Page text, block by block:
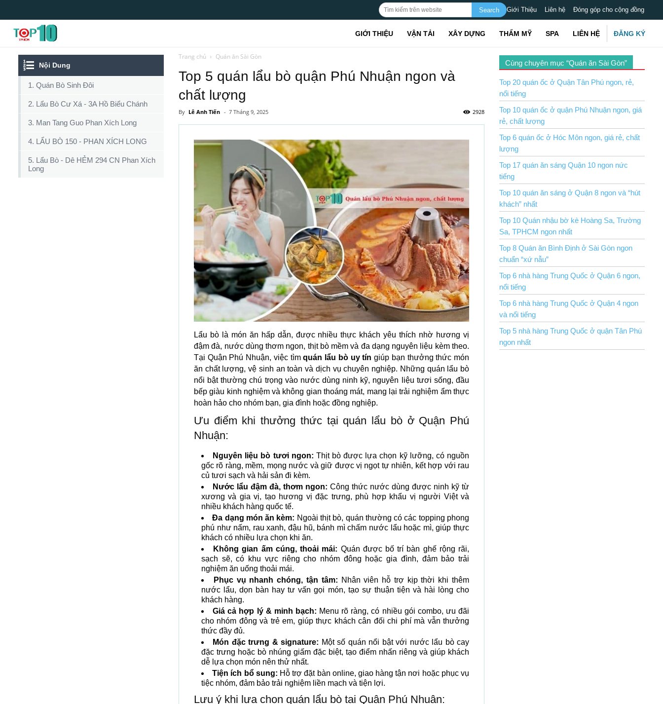
Giới Thiệu Liên hệ Đóng góp cho cộng đồng
Top10tphcm
GIỚI THIỆU VẬN TẢI XÂY DỰNG THẨM MỸ SPA LIÊN HỆ ĐĂNG KÝ
Nội Dung
1. Quán Bò Sinh Đôi
2. Lẩu Bò Cư Xá - 3A Hồ Biểu Chánh
3. Man Tang Guo Phan Xích Long
4. LẨU BÒ 150 - PHAN XÍCH LONG
5. Lẩu Bò - Dê HẺM 294 CN Phan Xích
Long
Trang chủ Quán ăn Sài Gòn
Top 5 quán lẩu bò quận Phú Nhuận ngon và
chất lượng
By Lê Anh Tiến - 7 Tháng 9, 2025 2928
Lẩu bò là món ăn hấp dẫn, được nhiều thực khách yêu thích nhờ hương vị
đậm đà, nước dùng thơm ngon, thịt bò mềm và đa dạng nguyên liệu kèm theo.
Tại Quận Phú Nhuận, việc tìmquán lẩu bò uy tín giúp bạn thưởng thức món
ăn chất lượng, vệ sinh an toàn và dịch vụ chuyên nghiệp. Những quán lẩu bò
nổi bật thường chú trọng vào nước dùng ninh kỹ, nguyên liệu tươi sống, đầu
bếp giàu kinh nghiệm và không gian thoáng mát, mang lại trải nghiệm ẩm thực
hoàn hảo cho nhóm bạn, gia đình hoặc đồng nghiệp.
Ưu điểm khi thưởng thức tại quán lẩu bò ở Quận Phú
Nhuận:
Nguyên liệu bò tươi ngon: Thịt bò được lựa chọn kỹ lưỡng, có nguồn
gốc rõ ràng, mềm, mọng nước và giữ được vị ngọt tự nhiên, kết hợp với rau
củ tươi sạch và hải sản đi kèm.
Nước lẩu đậm đà, thơm ngon: Công thức nước dùng được ninh kỹ từ
xương và gia vị, tạo hương vị đặc trưng, phù hợp khẩu vị người Việt và
nhiều khách hàng quốc tế.
Đa dạng món ăn kèm: Ngoài thịt bò, quán thường có các topping phong
phú như nấm, rau xanh, đậu hũ, bánh mì chấm nước lẩu hoặc mì, giúp thực
khách có nhiều lựa chọn khi ăn.
Không gian ấm cúng, thoải mái: Quán được bố trí bàn ghế rộng rãi,
sạch sẽ, có khu vực riêng cho nhóm đông hoặc gia đình, đảm bảo trải
nghiệm ăn uống thoải mái.
Phục vụ nhanh chóng, tận tâm: Nhân viên hỗ trợ kịp thời khi thêm
nước lẩu, dọn bàn hay tư vấn gọi món, tạo sự thuận tiện và hài lòng cho
khách hàng.
Giá cả hợp lý & minh bạch: Menu rõ ràng, có nhiều gói combo, ưu đãi
cho nhóm đông và trẻ em, giúp thực khách cân đối chi phí mà vẫn thưởng
thức đầy đủ.
Món đặc trưng & signature: Một số quán nổi bật với nước lẩu bò cay
đặc trưng hoặc bò nhúng giấm đặc biệt, tạo điểm nhấn riêng và giúp khách
dễ lựa chọn món nên thử nhất.
Tiện ích bổ sung: Hỗ trợ đặt bàn online, giao hàng tận nơi hoặc phục vụ
tiệc nhóm, đảm bảo trải nghiệm liền mạch và tiện lợi.
Lưu ý khi lựa chọn quán lẩu bò tại Quận Phú Nhuận:
Cùng chuyên mục “Quán ăn Sài Gòn”
Top 20 quán ốc ở Quận Tân Phú ngon, rẻ,
nổi tiếng
Top 10 quán ốc ở quận Phú Nhuận ngon, giá
rẻ, chất lượng
Top 6 quán ốc ở Hóc Môn ngon, giá rẻ, chất
lượng
Top 17 quán ăn sáng Quận 10 ngon nức
tiếng
Top 10 quán ăn sáng ở Quận 8 ngon và “hút
khách” nhất
Top 10 Quán nhậu bờ kè Hoàng Sa, Trường
Sa, TPHCM ngon nhất
Top 8 Quán ăn Bình Định ở Sài Gòn ngon
chuẩn “xứ nẫu”
Top 6 nhà hàng Trung Quốc ở Quận 6 ngon,
nổi tiếng
Top 6 nhà hàng Trung Quốc ở Quận 4 ngon
và nổi tiếng
Top 5 nhà hàng Trung Quốc ở quận Tân Phú
ngon nhất